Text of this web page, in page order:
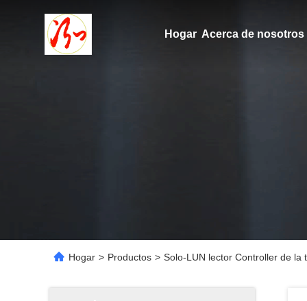
Hogar Acerca de nosotros
Hogar > Productos > Solo-LUN lector Controller de la